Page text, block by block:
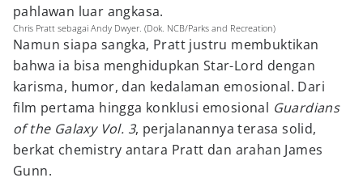
pahlawan luar angkasa.
Chris Pratt sebagai Andy Dwyer. (Dok. NCB/Parks and Recreation)
Namun siapa sangka, Pratt justru membuktikan
bahwa ia bisa menghidupkan Star-Lord dengan
karisma, humor, dan kedalaman emosional. Dari
film pertama hingga konklusi emosional Guardians
of the Galaxy Vol. 3, perjalanannya terasa solid,
berkat chemistry antara Pratt dan arahan James
Gunn.